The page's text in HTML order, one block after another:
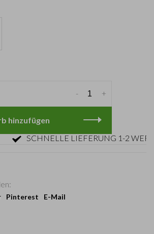
+
-
hinzufügen
SCHNELLE LIEFERUNG 1-2
Pinterest E-Mail